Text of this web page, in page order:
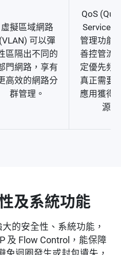
虛擬區域網路
(VLAN) 可以彈
區隔出不同的
門網路，享有
高效的網路分
群管理。
QoS
Service
管理功能
善控管流
定優先頻
真正需要
應用獲得
源。
及系統功能
的安全性、系統功能，
及 Flow Control，能保障